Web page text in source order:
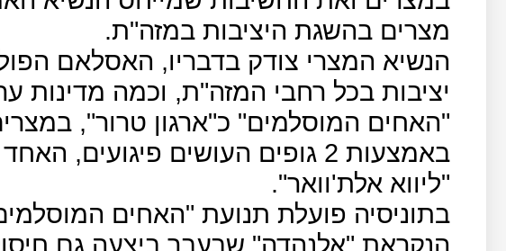
מצרים בהשגת היציבות במזה"ת.
הנשיא המצרי צודק בדבריו, האסלאם
יציבות בכל רחבי המזה"ת, וכמה מדינות
"האחים המוסלמים" כ"ארגון טרור",
באמצעות 2 גופים העושים
"ליווא אלת'וואר".
בתוניסיה פועלת תנועת "האחים
הנקראת "אלנהדה" שבעבר ביצעה גם